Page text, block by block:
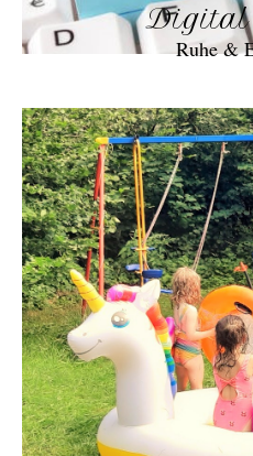
Digital
Ruhe &